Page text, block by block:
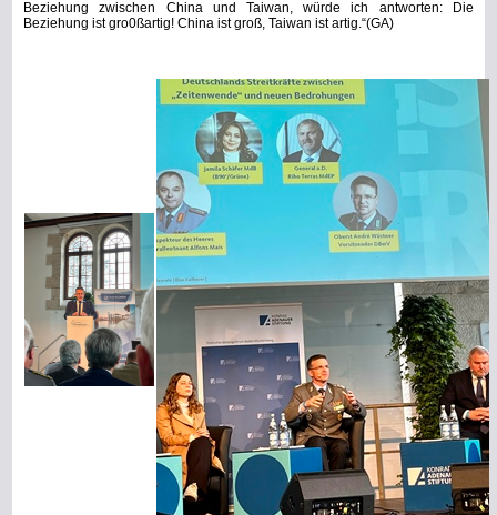
Beziehung zwischen China und Taiwan, würde ich antworten: Die
Beziehung ist gro0ßartig! China ist groß, Taiwan ist artig.“(GA)